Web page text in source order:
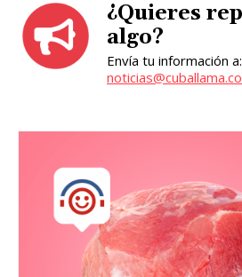
¿Quieres
algo?
Envía tu información a: